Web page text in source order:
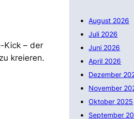
Kick – der
kreieren.
August 2026
Juli 2026
Juni 2026
April 2026
Dezember
November
Oktober 2025
September